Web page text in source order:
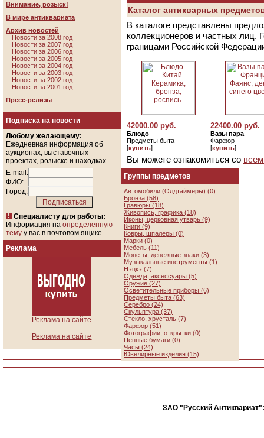
Внимание, розыск!
В мире антиквариата
Архив новостей
Новости за 2008 год
Новости за 2007 год
Новости за 2006 год
Новости за 2005 год
Новости за 2004 год
Новости за 2003 год
Новости за 2002 год
Новости за 2001 год
Пресс-релизы
Подписка на новости
Любому желающему:
Ежедневная информация об
аукционах, выставочных
проектах, розыске и находках.
E-mail:
ФИО:
Город:
Специалисту для работы:
Информация на определенную
тему у вас в почтовом ящике.
Реклама
Реклама на сайте
Реклама на сайте
Каталог антикварных
В каталоге представлены
коллекционеров и частных лиц.
границами Российской
42000.00 руб.
Блюдо
Предметы быта
[купить]
22400.00 руб.
Вазы пара
Фарфор
[купить]
Вы можете ознакомиться со
Группы предметов
Автомобили (Олдтаймеры) (0)
Бронза (58)
Гравюры (18)
Живопись, графика (18)
Иконы, церковная утварь (9)
Книги (9)
Ковры, шпалеры (0)
Марки (0)
Мебель (11)
Монеты, денежные знаки (3)
Музыкальные инструменты (1)
Нэцкэ (7)
Одежда, аксессуары (5)
Оружие (27)
Осветительные приборы (6)
Предметы быта (63)
Серебро (24)
Скульптура (37)
Стекло, хрусталь (7)
Фарфор (51)
Фотографии, открытки (0)
Ценные бумаги (0)
Часы (24)
Ювелирные изделия (15)
ЗАО "Русский Антиквариат":